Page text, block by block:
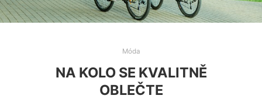
Móda
NA KOLO SE KVALITNĚ
OBLEČTE